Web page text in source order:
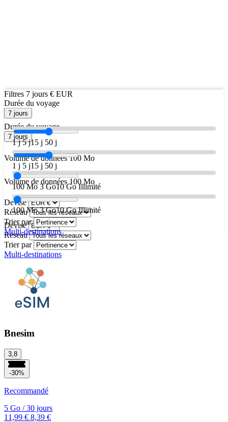
Filtres 7 jours € EUR
Durée du voyage
7 jours
1 j 5 j15 j 50 j
Volume de données 100 Mo
100 Mo 3 Go10 Go Illimité
Devise
Réseau
Trier par
Multi-destinations
Durée du voyage
7 jours
1 j 5 j15 j 50 j
Volume de données 100 Mo
100 Mo 3 Go10 Go Illimité
Devise
Réseau
Trier par
Multi-destinations
Bnesim
3,8
-30%
Recommandé
5 Go /30 jours
11,99 € 8,39 €